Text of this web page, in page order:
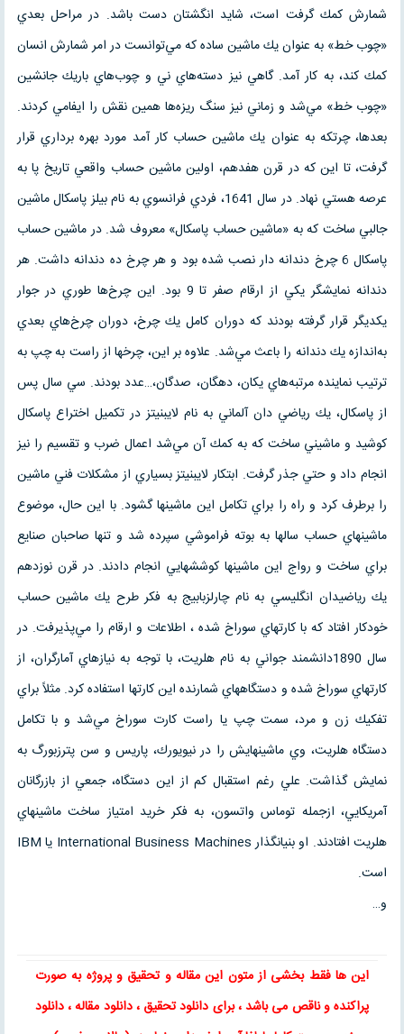
شمارش كمك گرفت است، شايد انگشتان دست باشد. در مراحل بعدي
«چوب خط» به عنوان يك ماشين ساده كه مي‌توانست در امر شمارش انسان
كمك كند، به كار آمد. گاهي نيز دسته‌هاي ني و چوب‌هاي باريك جانشين
«چوب خط» مي‌شد و زماني نيز سنگ ريزه‌ها همين نقش را ايفامي كردند.
بعدها، چرتكه به عنوان يك ماشين حساب كار آمد مورد بهره برداري قرار
گرفت، تا اين كه در قرن هفدهم، اولين ماشين حساب واقعي تاريخ پا به
عرصه هستي نهاد. در سال 1641، فردي فرانسوي به نام بيلز پاسكال ماشين
جالبي ساخت كه به «ماشين حساب پاسكال» معروف شد. در ماشين حساب
پاسكال 6 چرخ دندانه دار نصب شده بود و هر چرخ ده دندانه داشت. هر
دندانه نمايشگر يكي از ارقام صفر تا 9 بود. اين چرخ‌ها طوري در جوار
يكديگر قرار گرفته بودند كه دوران كامل يك چرخ، دوران چرخ‌هاي بعدي
به‌اندازه يك دندانه را باعث مي‌شد. علاوه بر اين، چرخها از راست به چپ به
ترتيب نماينده مرتبه‌هاي يكان، دهگان، صدگان،…عدد بودند. سي سال پس
از پاسكال، يك رياضي دان آلماني به نام لايبنيتز در تكميل اختراع پاسكال
كوشيد و ماشيني ساخت كه به كمك آن مي‌شد اعمال ضرب و تقسيم را نيز
انجام داد و حتي جذر گرفت. ابتكار لايبنيتز بسياري از مشكلات فني ماشين
را برطرف كرد و راه را براي تكامل اين ماشينها گشود. با اين حال، موضوع
ماشينهاي حساب سالها به بوته فراموشي سپرده شد و تنها صاحبان صنايع
براي ساخت و رواج اين ماشينها كوششهايي انجام دادند. در قرن نوزدهم
يك رياضيدان انگليسي به نام چارلزبابيج به فكر طرح يك ماشين حساب
خودكار افتاد كه با كارتهاي سوراخ شده ، اطلاعات و ارقام را مي‌پذيرفت. در
سال 1890دانشمند جواني به نام هلريت، با توجه به نيازهاي آمارگران، از
كارتهاي سوراخ شده و دستگاههاي شمارنده اين كارتها استفاده كرد. مثلاً براي
تفكيك زن و مرد، سمت چپ يا راست كارت سوراخ مي‌شد و با تكامل
دستگاه هلريت، وي ماشينهايش را در نيويورك، پاريس و سن پترزبورگ به
نمايش گذاشت. علي رغم استقبال كم از اين دستگاه، جمعي از بازرگانان
آمريكايي، ازجمله توماس واتسون، به فكر خريد امتياز ساخت ماشينهاي
هلريت افتادند. او بنيانگذار International Business Machines يا IBM
است.
و…
این ها فقط بخشی از متون این مقاله و تحقیق و پروژه به صورت
پراکنده و ناقص می باشد ، برای دانلود تحقیق ،دانلود مقاله، دانلود